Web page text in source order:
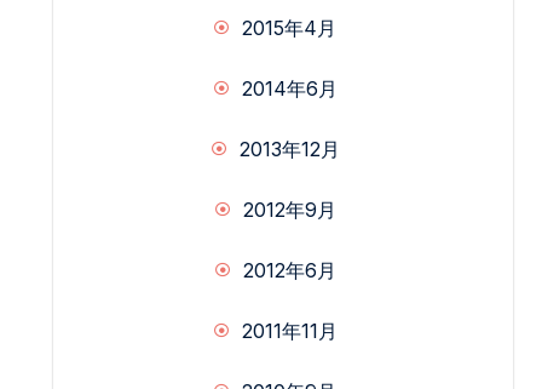
2015年4月
2014年6月
2013年12月
2012年9月
2012年6月
2011年11月